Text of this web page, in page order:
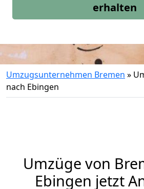
erhalten
Umzugsunternehmen Bremen »
nach Ebingen
Umzüge von
Ebingen jetzt